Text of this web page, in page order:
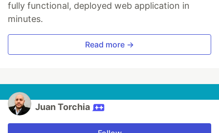
fully functional, deployed web application in
minutes.
Read more →
Juan Torchia